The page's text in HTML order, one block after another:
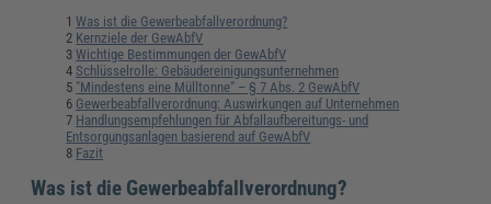
Was ist die Gewerbeabfallverordnung?
Kernziele der GewAbfV
Wichtige Bestimmungen der GewAbfV
Schlüsselrolle: Gebäudereinigungsunternehmen
"Mindestens eine Mülltonne" – § 7 Abs. 2 GewAbfV
Gewerbeabfallverordnung: Auswirkungen auf Unternehmen
Handlungsempfehlungen für Abfallaufbereitungs- und
Entsorgungsanlagen basierend auf GewAbfV
Fazit
Was ist die Gewerbeabfallverordnung?